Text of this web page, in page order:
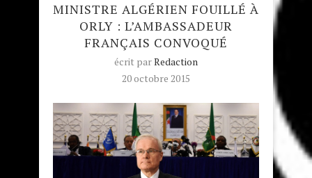
MINISTRE ALGÉRIEN FOUILLÉ À
ORLY : L’AMBASSADEUR
FRANÇAIS CONVOQUÉ
écrit parRedaction
20 octobre 2015